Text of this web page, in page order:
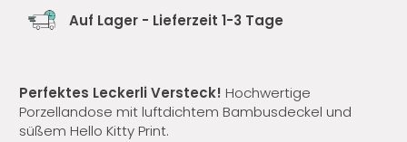
Auf Lager - Lieferzeit 1-3 Tage
Perfektes Leckerli Versteck! Hochwertige
Porzellandose mit luftdichtem Bambusdeckel und
süßem Hello Kitty Print.